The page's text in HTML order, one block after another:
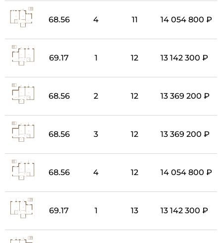
68.56 4 11 14 054 800 ₽
69.17 1 12 13 142 300 ₽
68.56 2 12 13 369 200 ₽
68.56 3 12 13 369 200 ₽
68.56 4 12 14 054 800 ₽
69.17 1 13 13 142 300 ₽